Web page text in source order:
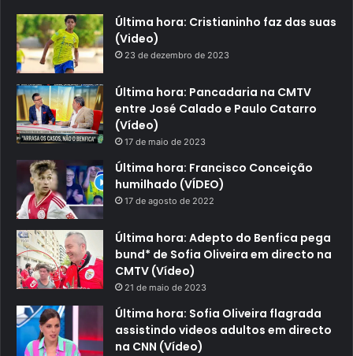
Última hora: Cristianinho faz das suas
(Video)
23 de dezembro de 2023
Última hora: Pancadaria na CMTV
entre José Calado e Paulo Catarro
(Vídeo)
17 de maio de 2023
Última hora: Francisco Conceição
humilhado (VÍDEO)
17 de agosto de 2022
Última hora: Adepto do Benfica pega
bund* de Sofia Oliveira em directo na
CMTV (Vídeo)
21 de maio de 2023
Última hora: Sofia Oliveira flagrada
assistindo videos adultos em directo
na CNN (Vídeo)